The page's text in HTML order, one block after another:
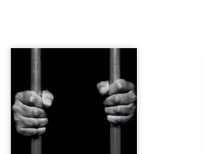
« Une nuit suffit parfois pour
briser une famille… mais
certaines fidélités traversent
les années. » Haïti, sous la
dictature des Duvalier. La peur
s’étend jusque dans les
villages les plus reculés. À
Bainet, Jean-Joël Joli mène une